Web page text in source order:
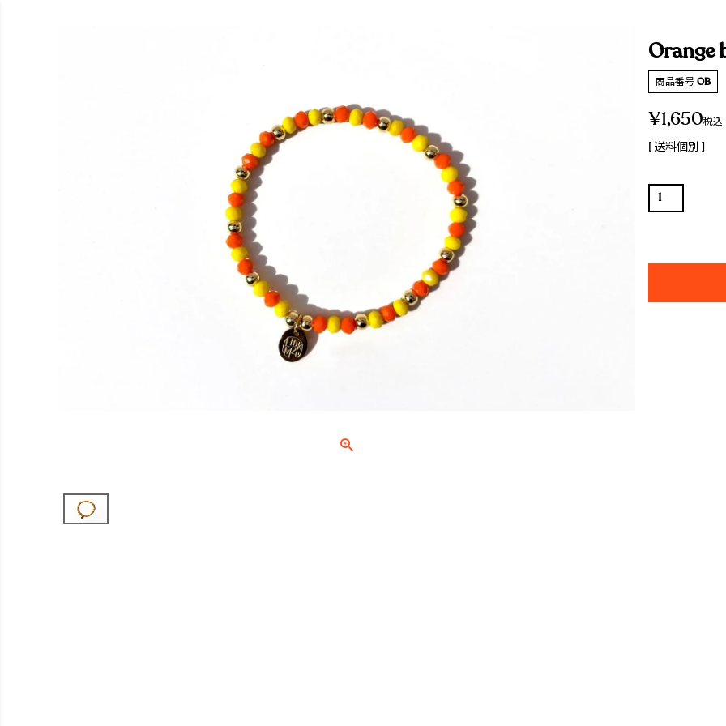
Orange
商品番号 OB
¥1,650税込
送料個別